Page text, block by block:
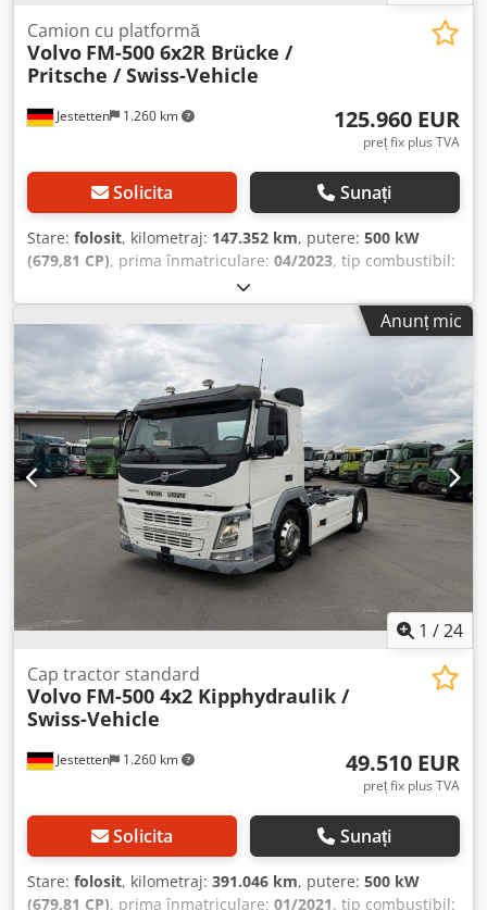
Jestetten 1.260 km
Camion cu platformă
Volvo FM-500 6x2R Brücke /
Pritsche / Swiss-Vehicle
125.960 EUR
preț fix plus TVA
Solicita Sunați
Stare: folosit, kilometraj: 147.352 km, putere: 500 kW
(679,81 CP), prima înmatriculare: 04/2023, tip combustibil:
10.100 kg
de încărcare:15.900 kg, greutate totală:40.000 kg,
dimensiunea anvelopei:
315 / 70 R 22.5 / 11mm ,
următoarea inspecție (TÜV):
, tip de angrenaj: automat , clasă de emisii:
suspensie:aer , număr de locuri:2, lungime totală:9.950
mm, lățime totală:25.500 mm, înălțime totală: 30.000 mm,
dimensiunea anvelopei din față:315 / 70 R 22.5 / 11mm,
greutate operațională:26.000 kg, Dotări:aer condiționat,
Anunț mic
1 /24
Jestetten 1.260 km
Cap tractor standard
Volvo FM-500 4x2 Kipphydraulik /
Swiss-Vehicle
49.510 EUR
preț fix plus TVA
Solicita Sunați
Stare: folosit, kilometraj: 391.046 km, putere: 500 kW
(679,81 CP), prima înmatriculare: 01/2021, tip combustibil: